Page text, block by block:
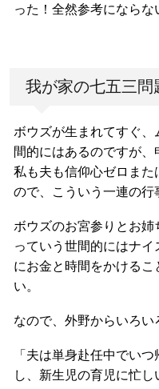
った！全然参考にならな
我が家の七五三問
ボウズが生まれてすぐ
間的にはあるのですが、
私も夫も信仰心ゼロま
ので、こういう一連の行
ボウズのお宮参りとお
っていう世間的にはナ
にお金と時間をかける
い。
なので、外野からいろい
「夫は単身赴任中でい
し、新生児の育児に忙し